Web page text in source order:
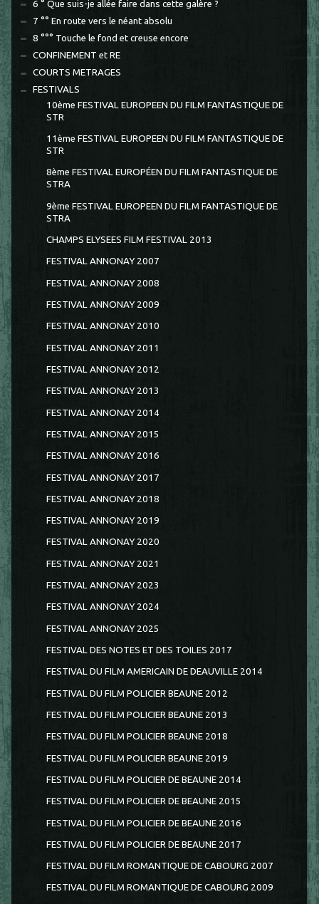
6 ° Que suis-je allée faire dans cette galère ?
7 °° En route vers le néant absolu
8 °°° Touche le fond et creuse encore
CONFINEMENT et RE
COURTS METRAGES
FESTIVALS
10ème FESTIVAL EUROPEEN DU FILM FANTASTIQUE DE
STR
11ème FESTIVAL EUROPEEN DU FILM FANTASTIQUE DE
STR
8ème FESTIVAL EUROPÉEN DU FILM FANTASTIQUE DE
STRA
9ème FESTIVAL EUROPEEN DU FILM FANTASTIQUE DE
STRA
CHAMPS ELYSEES FILM FESTIVAL 2013
FESTIVAL ANNONAY 2007
FESTIVAL ANNONAY 2008
FESTIVAL ANNONAY 2009
FESTIVAL ANNONAY 2010
FESTIVAL ANNONAY 2011
FESTIVAL ANNONAY 2012
FESTIVAL ANNONAY 2013
FESTIVAL ANNONAY 2014
FESTIVAL ANNONAY 2015
FESTIVAL ANNONAY 2016
FESTIVAL ANNONAY 2017
FESTIVAL ANNONAY 2018
FESTIVAL ANNONAY 2019
FESTIVAL ANNONAY 2020
FESTIVAL ANNONAY 2021
FESTIVAL ANNONAY 2023
FESTIVAL ANNONAY 2024
FESTIVAL ANNONAY 2025
FESTIVAL DES NOTES ET DES TOILES 2017
FESTIVAL DU FILM AMERICAIN DE DEAUVILLE 2014
FESTIVAL DU FILM POLICIER BEAUNE 2012
FESTIVAL DU FILM POLICIER BEAUNE 2013
FESTIVAL DU FILM POLICIER BEAUNE 2018
FESTIVAL DU FILM POLICIER BEAUNE 2019
FESTIVAL DU FILM POLICIER DE BEAUNE 2014
FESTIVAL DU FILM POLICIER DE BEAUNE 2015
FESTIVAL DU FILM POLICIER DE BEAUNE 2016
FESTIVAL DU FILM POLICIER DE BEAUNE 2017
FESTIVAL DU FILM ROMANTIQUE DE CABOURG 2007
FESTIVAL DU FILM ROMANTIQUE DE CABOURG 2009